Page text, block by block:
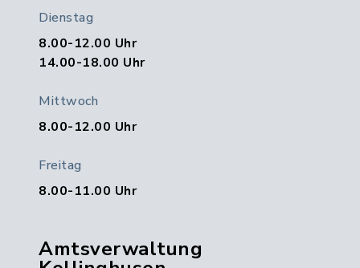
Dienstag
8.00-12.00 Uhr
14.00-18.00 Uhr
Mittwoch
8.00-12.00 Uhr
Freitag
8.00-11.00 Uhr
Amtsverwaltung